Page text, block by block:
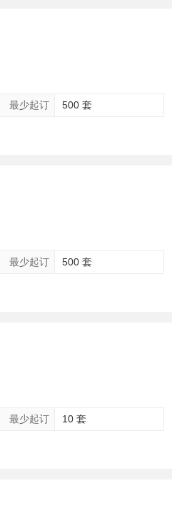
最少起订
500 套
最少起订
500 套
最少起订
10 套